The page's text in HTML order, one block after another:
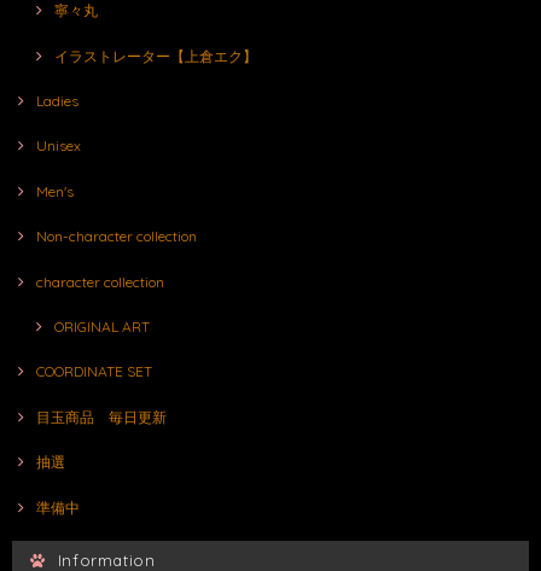
寧々丸
イラストレーター【上倉エク】
Ladies
Unisex
Men's
Non-character collection
character collection
ORIGINAL ART
COORDINATE SET
目玉商品 毎日更新
抽選
準備中
Information